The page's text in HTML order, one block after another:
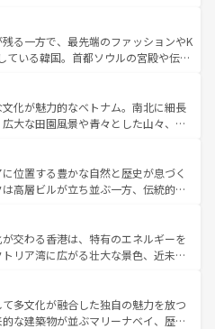
、新着のハワイ情報
参照してほしい。
も充実しており、サーフィンやダイ
ど、アウトドア好きにはたまらな
多彩な魅力を存分に味わいつくそ
帯である台湾東部など、都市の喧騒
しており、訪れる人に新しい発見と
る。また、奥深い台湾の食文化も魅
イーツなど、バラエティ豊かな料理
。 なお、新着の台湾情報は コンテンツ一覧を参
る一方で、最先端のファッションやK
ている韓国。首都ソウルの宮殿や伝統
ば四季折々の自然美を楽しむことが
チや焼肉、絶品のストリートフード
料理が待っている。夜には、韓国な
、韓国の多彩な魅力を心ゆくまで味
わってみてほしい。 なお、新着の韓国情報はコンテンツ一
化が魅力的なベトナム。南北に細長
大な田園風景や青々とした山々、世
が息づく。ハノイの古い町並みやホ
統治時代の建物も、独特の雰囲気を
、バラエティの豊かさとおいしさで
ミー、ベトナムコーヒーなどは、ぜ
どの地域を訪れてもあたたかい人々
るので、きっと忘れられない旅にな
位置する豊かな自然と歴史が息づく
高層ビルが立ち並ぶ一方、伝統的な
。北部ではチェンマイなどの山岳地
南部ではプーケットやクラビの美し
分を楽しむことができる。タイ料理
温暖で、どの季節にも異なる楽しみ
やすいタイの人々、仏教を中心とし
観光資源が、訪れる旅人を魅了し続
交わる香港は、特有のエネルギーを
リア湾に広がる壮大な景色、近未来
動するはず。観光スポットが密集し
ころを回れるのも魅力。息をのむよ
体験まで、香港を存分に楽しみ尽く
多文化が融合した独自の魅力を放つ
な建築物が並ぶマリーナベイ、歴史